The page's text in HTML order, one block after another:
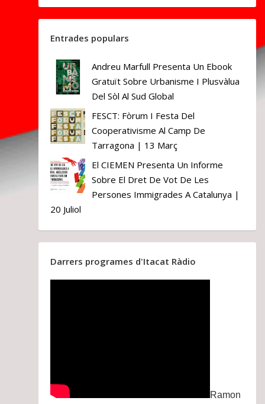
Entrades populars
Andreu Marfull Presenta Un Ebook
Gratuït Sobre Urbanisme I Plusvàlua
Del Sòl Al Sud Global
FESCT: Fòrum I Festa Del
Cooperativisme Al Camp De
Tarragona | 13 Març
El CIEMEN Presenta Un Informe
Sobre El Dret De Vot De Les
Persones Immigrades A Catalunya |
20 Juliol
Darrers programes d'Itacat Ràdio
Ramon